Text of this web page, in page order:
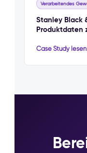
Verarbeitendes
Stanley Black
Produktdaten
Case Study lesen